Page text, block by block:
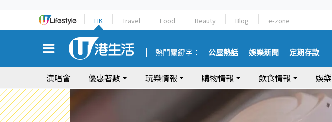
HK Travel Food Beauty Blog e-zone
熱門關鍵字： 公屋熱話 娛樂新聞 定期存款
演唱會 優惠著數 玩樂情報 購物情報 飲食情報 娛樂